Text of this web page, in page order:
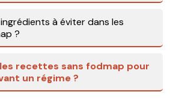
à éviter dans les
?
recettes sans fodmap pour
un régime ?